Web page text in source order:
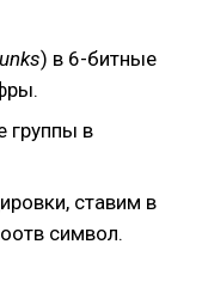
) в 6-битные
группы в
ставим в
символ.